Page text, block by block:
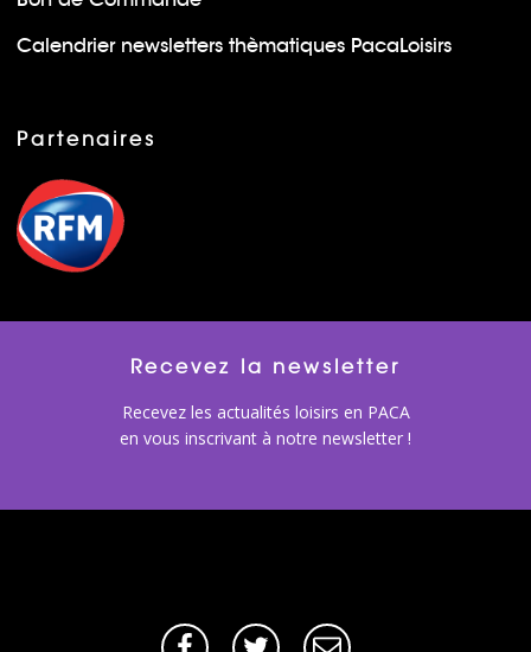
Calendrier newsletters thèmatiques PacaLoisirs
Partenaires
Recevez la newsletter
Recevez les actualités loisirs en PACA
en vous inscrivant à notre newsletter !
FacebookTwitter E-